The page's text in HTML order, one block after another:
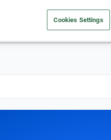
Vende tu auto Cuida tu auto
Cookies Settings